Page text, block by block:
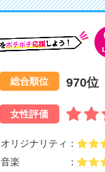
総合順位 970位
女性評価
オリジナリティ
音楽